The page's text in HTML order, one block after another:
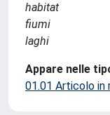
habitat
fiumi
laghi
Appare nelle
01.01 Articolo in